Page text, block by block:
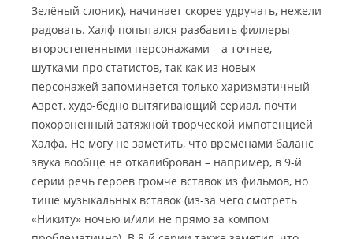
Зелёный слоник), начинает скорее удручать, нежели
радовать. Халф попытался разбавить филлеры
второстепенными персонажами – а точнее,
шутками про статистов, так как из новых
персонажей запоминается только харизматичный
Азрет, худо-бедно вытягивающий сериал, почти
похороненный затяжной творческой импотенцией
Халфа. Не могу не заметить, что временами баланс
звука вообще не откалиброван – например, в 9-й
серии речь героев громче вставок из фильмов, но
тише музыкальных вставок (из-за чего смотреть
«Никиту» ночью и/или не прямо за компом